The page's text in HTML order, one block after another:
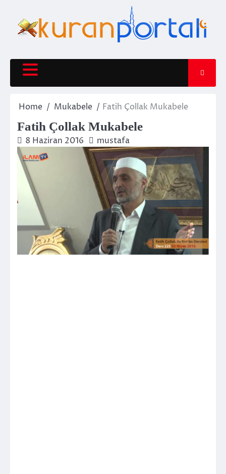
content
Home Mukabele Fatih Çollak Mukabele
Fatih Çollak Mukabele
8 Haziran 2016 mustafa